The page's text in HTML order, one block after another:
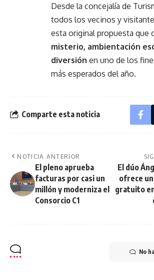
Desde la concejalía de
todos los vecinos y
esta original propuesta que
misterio, ambientación
diversión en uno de los
más esperados del año.
Comparte esta noticia
NOTICIA ANTERIOR
El pleno aprueba
facturas por casi un
millón y moderniza el
Consorcio C1
El dúo
ofrece
gratuito
No